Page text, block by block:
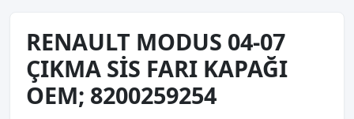
RENAULT MODUS 04-07
ÇIKMA SİS FARI KAPAĞI
OEM; 8200259254